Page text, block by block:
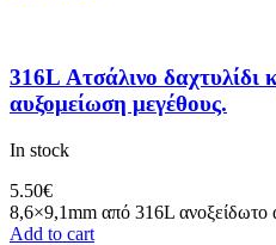
316L Ατσάλινο δαχτυλίδι
αυξομείωση μεγέθους.
In stock
5.50€
8,6×9,1mm από 316L ανοξείδωτο
Add to cart